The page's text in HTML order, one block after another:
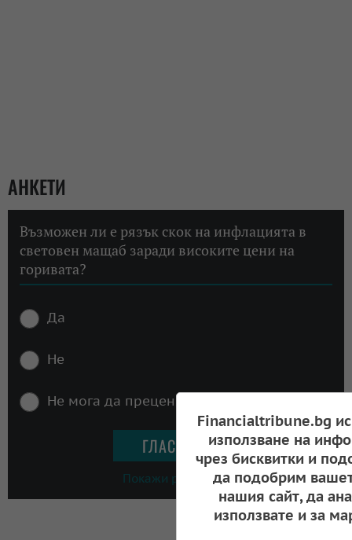
АНКЕТИ
Възможен ли е рязък скок на инфлацията в
световен мащаб заради високите цени на
горивата?
Да
Не
Не мога да преценя
Покажи резултати
Financialtribune.bg
използване на
чрез бисквитки и
да подобрим
нашия сайт, да
използвате и за